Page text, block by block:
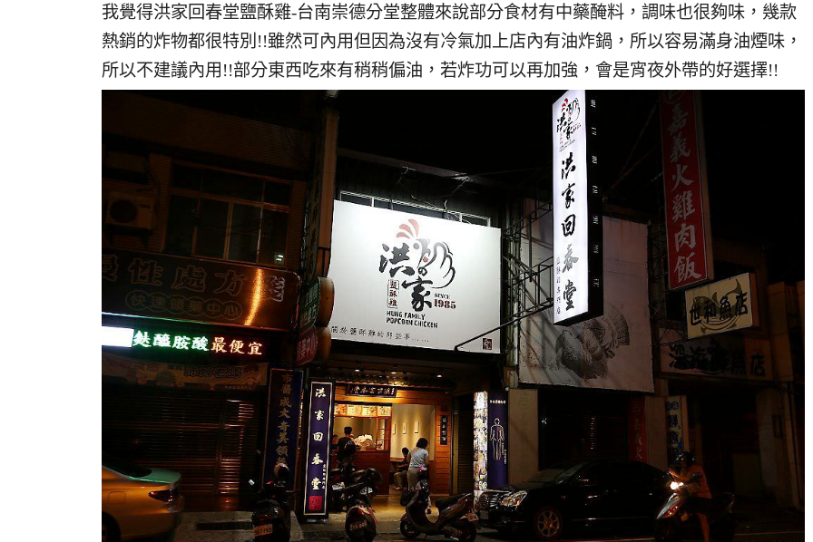
我覺得洪家回春堂鹽酥雞-台南崇德分堂整體來說部分食材有中藥醃料，調味也很夠味，幾款
熱銷的炸物都很特別!!雖然可內用但因為沒有冷氣加上店內有油炸鍋，所以容易滿身油煙味，
所以不建議內用!!部分東西吃來有稍稍偏油，若炸功可以再加強，會是宵夜外帶的好選擇!!